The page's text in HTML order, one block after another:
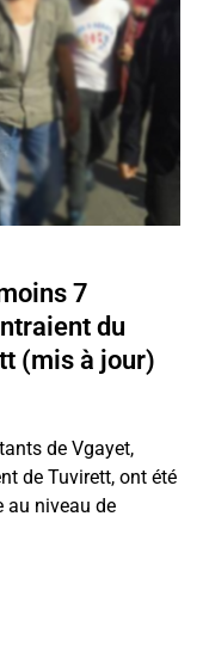
7
du
(mis à jour)
de Vgayet,
de Tuvirett, ont été
au niveau de